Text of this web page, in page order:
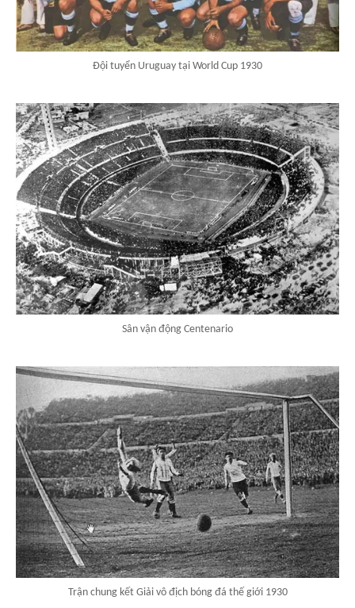
Đội tuyển Uruguay tại World Cup 1930
Sân vận động Centenario
Trận chung kết Giải vô địch bóng đá thế giới 1930